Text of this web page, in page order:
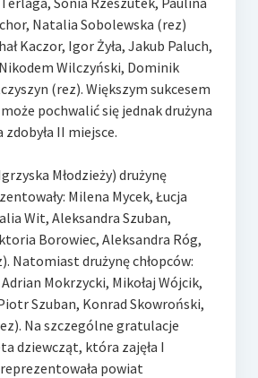
Natalia Sobolewska (rez)
Kaczor, Igor Żyła, Jakub Paluch,
Wilczyński, Dominik
(rez). Większym sukcesem
pochwalić się jednak drużyna
II miejsce.
Młodzieży) drużynę
Milena Mycek, Łucja
Wit, Aleksandra Szuban,
Borowiec, Aleksandra Róg,
Natomiast drużynę chłopców:
Mokrzycki, Mikołaj Wójcik,
Szuban, Konrad Skowroński,
Na szczególne gratulacje
dziewcząt, która zajęła I
powiat